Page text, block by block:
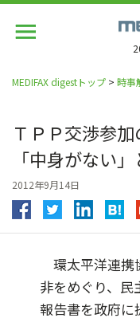
MEDIFAX digestトップ > 時事
ＴＰＰ交渉参
「中身がない
2012年9月14日
環太平洋連携
非をめぐり、民
報告書を政府に